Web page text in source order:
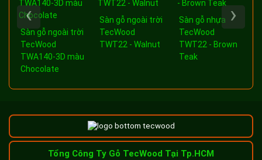
Sàn gỗ ngoài trời
TecWood
TWA140-3D màu
Chocolate
Sàn gỗ ngoài trời
TecWood
TWT22 - Walnut
Sàn gỗ nhựa
TecWood
TWT22 - Brown
Teak
‹ ›
Tổng Công Ty Gỗ TecWood Tại Tp.HCM